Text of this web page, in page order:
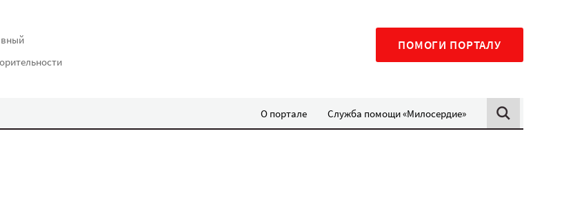
ПОМОГИ ПОРТАЛУ
О портале Служба помощи «Милосердие»